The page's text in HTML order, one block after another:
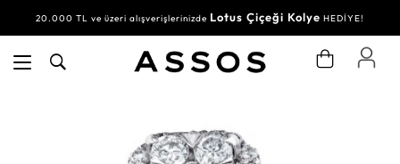
20.000 TL ve üzeri alışverişlerinizde Lotus Çiçeği Kolye HEDİYE!